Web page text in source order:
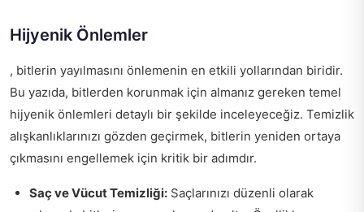
Hijyenik Önlemler
, bitlerin yayılmasını önlemenin en etkili yollarından biridir.
Bu yazıda, bitlerden korunmak için almanız gereken temel
hijyenik önlemleri detaylı bir şekilde inceleyeceğiz. Temizlik
alışkanlıklarınızı gözden geçirmek, bitlerin yeniden ortaya
çıkmasını engellemek için kritik bir adımdır.
Saç ve Vücut Temizliği: Saçlarınızı düzenli olarak